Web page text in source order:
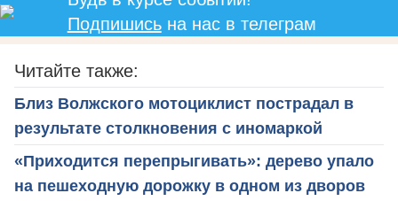
Подпишисьна нас в телеграм
Читайте также:
Близ Волжского мотоциклист пострадал в
результате столкновения с иномаркой
«Приходится перепрыгивать»: дерево упало
на пешеходную дорожку в одном из дворов